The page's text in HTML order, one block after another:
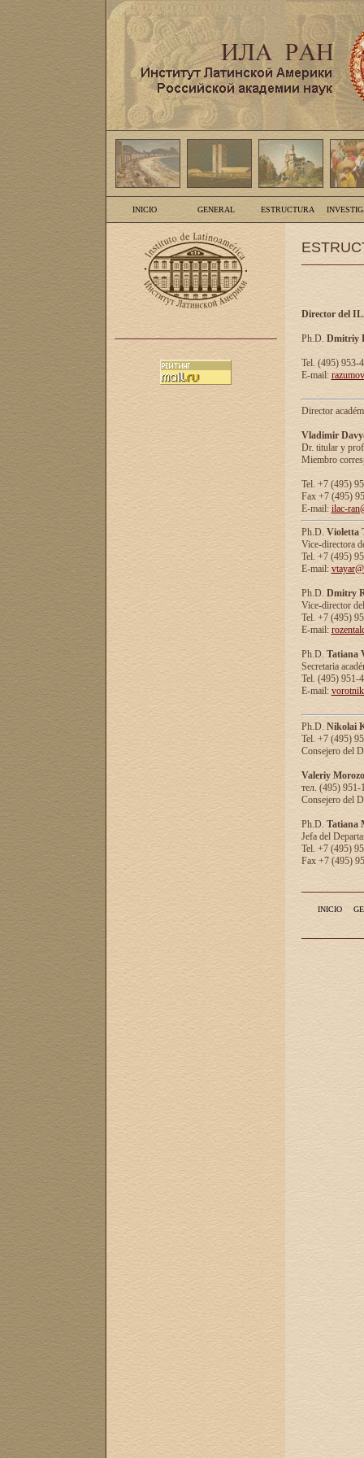
INICIO GENERAL ESTRUCTURA
Director del
Ph.D. Dmitriy
Tel. (495) 953-
E-mail:
Director
Vladimir
Dr. titular y
Miembro
Tel. +7 (495)
Fax +7 (495)
E-mail: ilac-
Ph.D. Violetta
Vice-directora
Tel. +7 (495)
E-mail:
Ph.D. Dmitry
Vice-director
Tel. +7 (495)
E-mail:
Ph.D. Tatiana
Secretaria
Tel. (495) 951-
E-mail:
Ph.D. Nikolai
Tel. +7 (495)
Consejero del
Valeriy
тел. (495) 951-
Consejero del
Ph.D. Tatiana
Jefa del
Tel. +7 (495)
Fax +7 (495)
INICIO